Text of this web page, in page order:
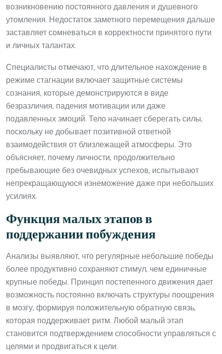
возникновению постоянного давления и душевного
утомления. Недостаток заметного перемещения дальше
заставляет сомневаться в корректности принятого пути
и личных талантах.
Специалисты отмечают, что длительное нахождение в
режиме стагнации включает защитные системы
сознания, которые демонстрируются в виде
безразличия, падения мотивации или даже
подавленных эмоций. Тело начинает сберегать силы,
поскольку не добывает позитивной ответной
взаимодействия от близлежащей атмосферы. Это
объясняет, почему личности, продолжительно
пребывающие без очевидных успехов, испытывают
непрекращающуюся изнеможение даже при небольших
усилиях.
Функция малых этапов в
поддержании побуждения
Анализы выявляют, что регулярные небольшие победы
более продуктивно сохраняют стимул, чем единичные
крупные победы. Принцип постепенного движения дает
возможность постоянно включать структуры поощрения
в мозгу, формируя положительную обратную связь,
которая поддерживает ритм. Любой малый этап
становится подтверждением способности управляться с
целями и продвигаться к цели.